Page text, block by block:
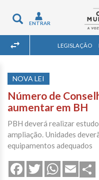
Toggle
navigation
ENTRAR
LEGISLAÇÃO
NOVA LEI
Número de
aumentar em BH
PBH deverá realizar
ampliação. Unidades
equipamentos adequados
FacebookTwitterWhatsApp
Email